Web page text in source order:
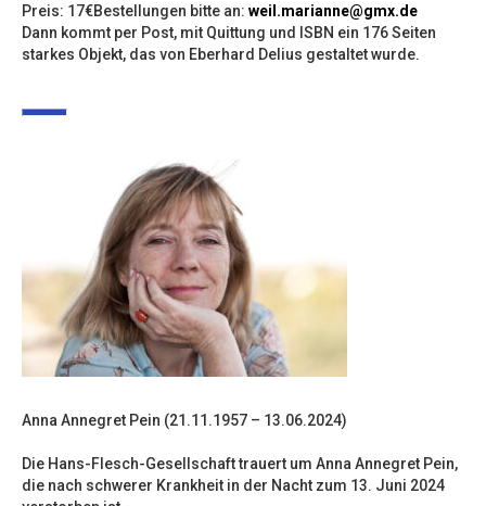
Preis: 17€Bestellungen bitte an: weil.marianne@gmx.de
Dann kommt per Post, mit Quittung und ISBN ein 176 Seiten
starkes Objekt, das von Eberhard Delius gestaltet wurde.
Anna Annegret Pein (21.11.1957 – 13.06.2024)
Die Hans-Flesch-Gesellschaft trauert um Anna Annegret Pein,
die nach schwerer Krankheit in der Nacht zum 13. Juni 2024